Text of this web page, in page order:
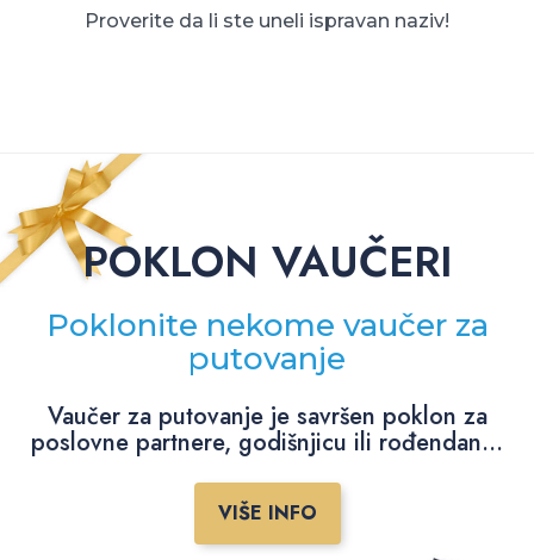
Proverite da li ste uneli ispravan naziv!
POKLON VAUČERI
Poklonite nekome vaučer za
putovanje
Vaučer za putovanje je savršen poklon za
poslovne partnere, godišnjicu ili rođendan...
VIŠE INFO